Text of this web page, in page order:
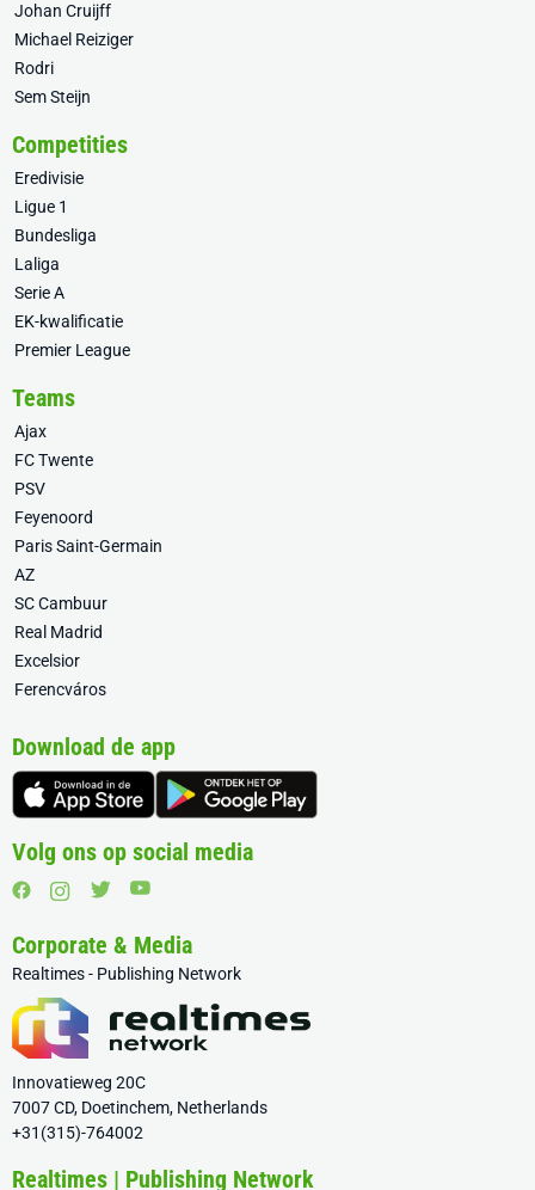
Johan Cruijff
Michael Reiziger
Rodri
Sem Steijn
Competities
Eredivisie
Ligue 1
Bundesliga
Laliga
Serie A
EK-kwalificatie
Premier League
Teams
Ajax
FC Twente
PSV
Feyenoord
Paris Saint-Germain
AZ
SC Cambuur
Real Madrid
Excelsior
Ferencváros
Download de app
Volg ons op social media
Corporate & Media
Realtimes - Publishing Network
Innovatieweg 20C
7007 CD, Doetinchem, Netherlands
+31(315)-764002
Realtimes | Publishing Network